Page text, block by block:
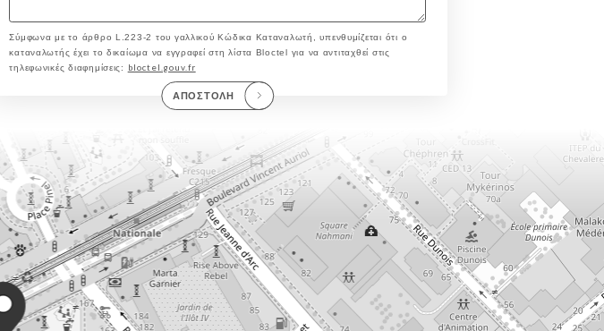
Σύμφωνα με το άρθρο L.223-2 του γαλλικού Κώδικα Καταναλωτή, υπενθυμίζεται ότι ο
καταναλωτής έχει το δικαίωμα να εγγραφεί στη λίστα Bloctel για να αντιταχθεί στις
τηλεφωνικές διαφημίσεις:
bloctel.gouv.fr
ΑΠΟΣΤΟΛΉ